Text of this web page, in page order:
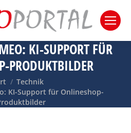
KI-SUPPORT FÜR
PRODUKTBILDER
Technik
KI-Support für Onlineshop-